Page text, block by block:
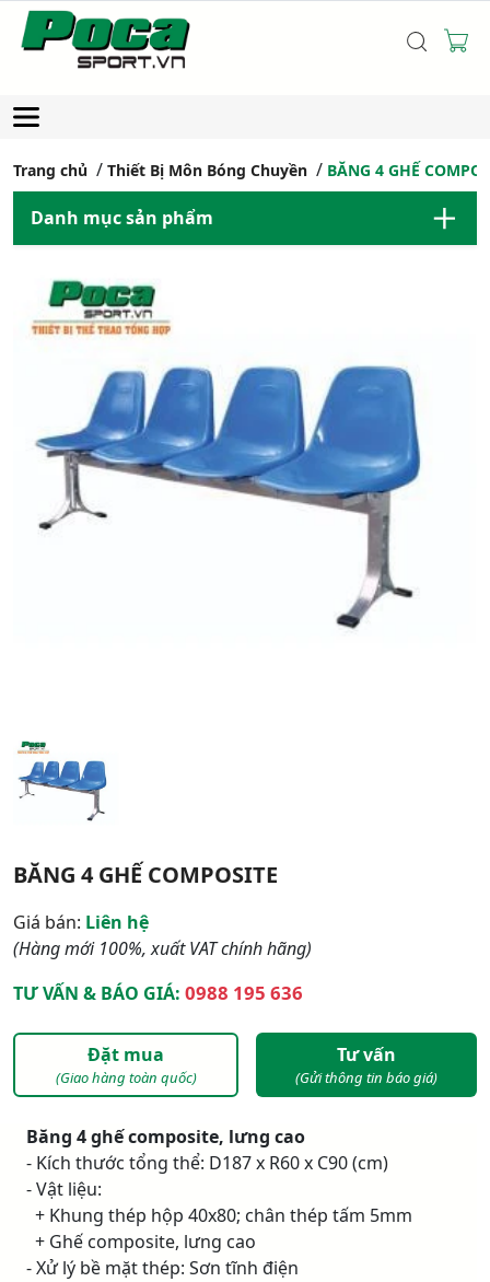
Trang chủ Thiết Bị Môn Bóng Chuyền BĂNG 4 GHẾ
Danh mục sản phẩm
BĂNG 4 GHẾ COMPOSITE
Giá bán: Liên hệ
(Hàng mới 100%, xuất VAT chính hãng)
TƯ VẤN & BÁO GIÁ: 0988 195 636
Đặt mua
(Giao hàng toàn quốc)
Tư vấn
(Gửi thông tin báo giá)
Băng 4 ghế composite, lưng cao
- Kích thước tổng thể: D187 x R60 x C90 (cm)
- Vật liệu:
+ Khung thép hộp 40x80; chân thép tấm 5mm
+ Ghế composite, lưng cao
- Xử lý bề mặt thép: Sơn tĩnh điện